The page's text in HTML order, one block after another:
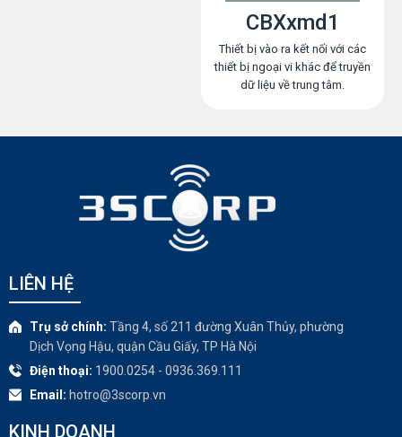
tâm); Phát thành, truyền hình
(bảo mật dữ liệu hội nghị
truyền hình trực tuyến, âm
thanh, hình ảnh, camera); …
CBXxmd1
Thiết bị vào ra kết nối với các
thiết bị ngoại vi khác để truyền
dữ liệu về trung tâm.
LIÊN HỆ
Trụ sở chính: Tầng 4, số 211 đường Xuân Thủy, phường
Dịch Vọng Hậu, quận Cầu Giấy, TP Hà Nội
Điện thoại: 1900.0254 - 0936.369.111
Email: hotro@3scorp.vn
KINH DOANH